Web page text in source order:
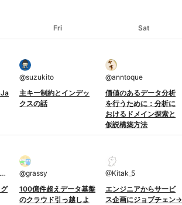
Fri Sat
@suzukito
主キー制約とインデッ
クスの話
@anntoque
価値のあるデータ分析
を行うために：分析に
おけるドメイン探索と
仮説構築方法
@grassy
100億件超えデータ基盤
のクラウド引っ越しよ
@Kitak_5
エンジニアからサービ
ス企画にジョブチェン→